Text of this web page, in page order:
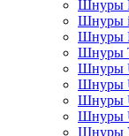
Шнуры
Шнуры
Шнуры
Шнуры
Шнуры
Шнуры
Шнуры
Шнуры
Шнуры